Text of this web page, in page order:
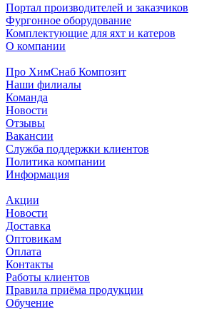
Портал производителей и заказчиков
Фургонное оборудование
Комплектующие для яхт и катеров
О компании
Про ХимСнаб Композит
Наши филиалы
Команда
Новости
Отзывы
Вакансии
Служба поддержки клиентов
Политика компании
Информация
Акции
Новости
Доставка
Оптовикам
Оплата
Контакты
Работы клиентов
Правила приёма продукции
Обучение